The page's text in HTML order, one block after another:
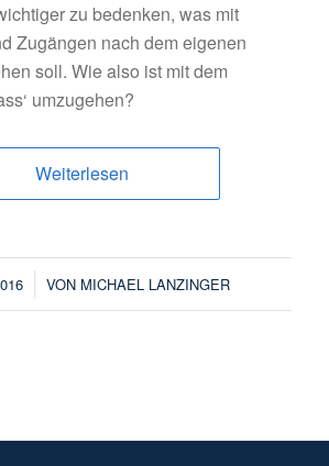
zu bedenken, was mit
Zugängen nach dem eigenen
soll. Wie also ist mit dem
umzugehen?
Weiterlesen
VON MICHAEL LANZINGER